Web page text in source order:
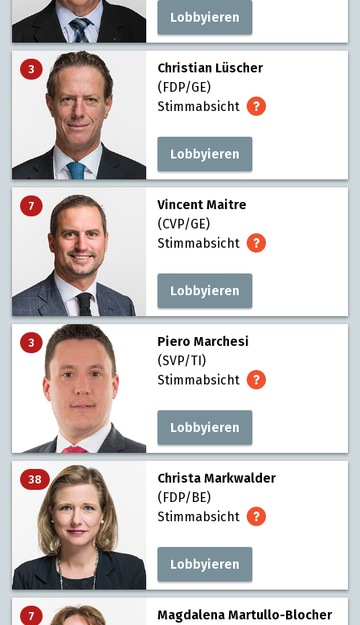
Lobbyieren
3
Christian Lüscher
(FDP/GE)
Stimmabsicht
Lobbyieren
7
Vincent Maitre
(CVP/GE)
Stimmabsicht
Lobbyieren
3
Piero Marchesi
(SVP/TI)
Stimmabsicht
Lobbyieren
38
Christa Markwalder
(FDP/BE)
Stimmabsicht
Lobbyieren
7
Magdalena Martullo-Blocher